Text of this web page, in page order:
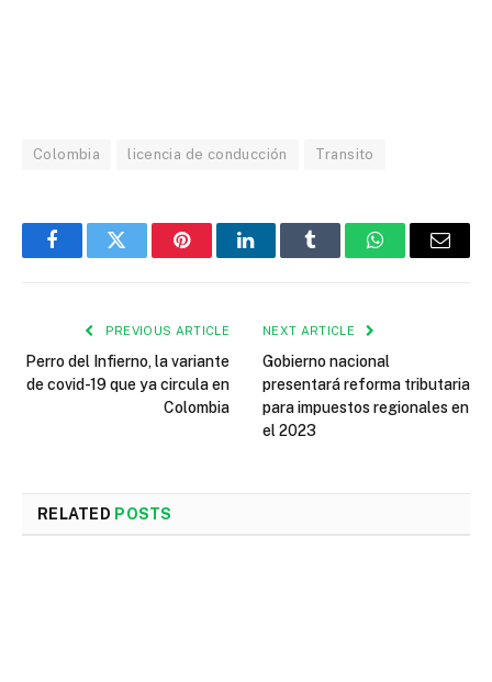
Colombia licencia de conducción Transito
FacebookTwitter PinterestLinkedInTumblr WhatsAppEmail
PREVIOUS ARTICLE
Perro del Infierno, la variante
de covid-19 que ya circula en
Colombia
NEXT ARTICLE
Gobierno nacional
presentará reforma tributaria
para impuestos regionales en
el 2023
RELATED POSTS